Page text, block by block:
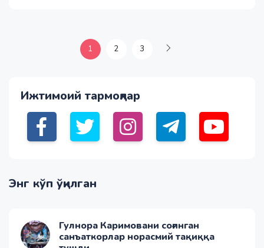
1 2 3
Ижтимоий тармоқлар
Энг кўп ўқилган
Гулнора Каримовани соғинган
санъаткорлар норасмий тақиққа